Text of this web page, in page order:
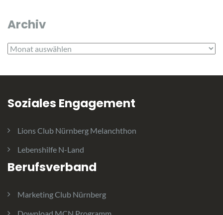
Archiv
Archiv
Soziales Engagement
Lions Club Nürnberg Melanchthon
Lebenshilfe N-Land
Berufsverband
Marketing Club Nürnberg